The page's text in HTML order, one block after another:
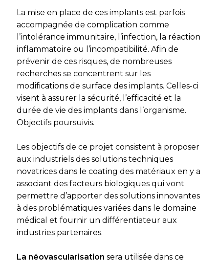
La mise en place de ces implants est parfois
accompagnée de complication comme
l’intolérance immunitaire, l’infection, la réaction
inflammatoire ou l’incompatibilité. Afin de
prévenir de ces risques, de nombreuses
recherches se concentrent sur les
modifications de surface des implants. Celles-ci
visent à assurer la sécurité, l’efficacité et la
durée de vie des implants dans l’organisme.
Objectifs poursuivis.
Les objectifs de ce projet consistent à proposer
aux industriels des solutions techniques
novatrices dans le coating des matériaux en y a
associant des facteurs biologiques qui vont
permettre d’apporter des solutions innovantes
à des problématiques variées dans le domaine
médical et fournir un différentiateur aux
industries partenaires.
La néovascularisation sera utilisée dans ce